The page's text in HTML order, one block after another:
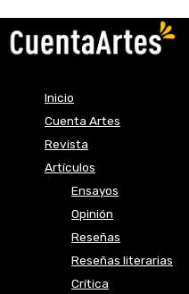
Inicio
Cuenta Artes
Revista
Artículos
Ensayos
Opinión
Reseñas
Reseñas literarias
Crítica